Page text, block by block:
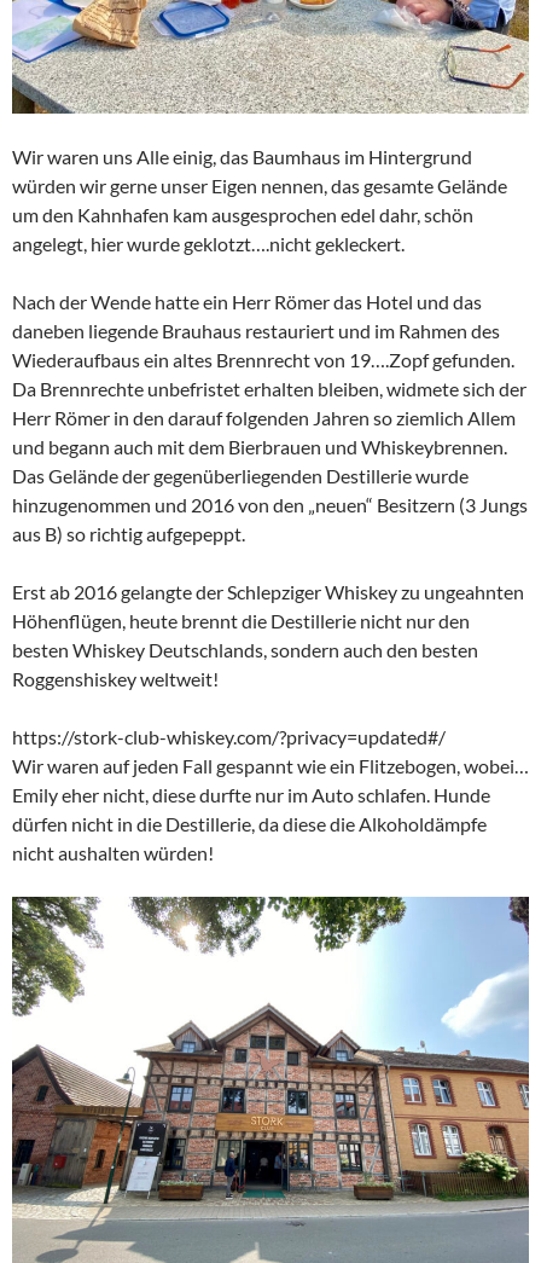
Wir waren uns Alle einig, das Baumhaus im Hintergrund
würden wir gerne unser Eigen nennen, das gesamte Gelände
um den Kahnhafen kam ausgesprochen edel dahr, schön
angelegt, hier wurde geklotzt….nicht gekleckert.
Nach der Wende hatte ein Herr Römer das Hotel und das
daneben liegende Brauhaus restauriert und im Rahmen des
Wiederaufbaus ein altes Brennrecht von 19….Zopf gefunden.
Da Brennrechte unbefristet erhalten bleiben, widmete sich der
Herr Römer in den darauf folgenden Jahren so ziemlich Allem
und begann auch mit dem Bierbrauen und Whiskeybrennen.
Das Gelände der gegenüberliegenden Destillerie wurde
hinzugenommen und 2016 von den „neuen“ Besitzern (3 Jungs
aus B) so richtig aufgepeppt.
Erst ab 2016 gelangte der Schlepziger Whiskey zu ungeahnten
Höhenflügen, heute brennt die Destillerie nicht nur den
besten Whiskey Deutschlands, sondern auch den besten
Roggenshiskey weltweit!
https://stork-club-whiskey.com/?privacy=updated#/
Wir waren auf jeden Fall gespannt wie ein Flitzebogen, wobei…
Emily eher nicht, diese durfte nur im Auto schlafen. Hunde
dürfen nicht in die Destillerie, da diese die Alkoholdämpfe
nicht aushalten würden!